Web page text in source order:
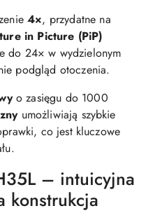
4×, przydatne na
in Picture (PiP)
do 24× w wydzielonym
podgląd otoczenia.
o zasięgu do 1000
umożliwiają szybkie
co jest kluczowe
– intuicyjna
konstrukcja